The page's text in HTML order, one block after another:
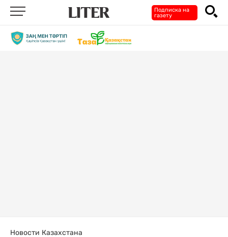
Подписка на
газету
Новости Казахстана